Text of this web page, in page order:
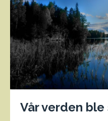
Vår verden ble